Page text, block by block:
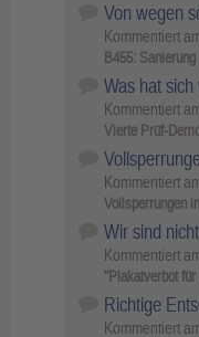
Von wegen
Kommentiert
B455:
Was hat
Kommentiert
Vierte Prüf-
Kommentiert
Vollsperrungen
Wir sind
Kommentiert
"Plakatverbot
Richtige
Kommentiert